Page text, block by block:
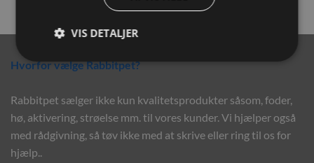
Hvorfor vælge Rabbitpet?
Rabbitpet sælger ikke kun kvalitetsprodukter såsom, foder,
hø, aktivering, strøelse mm. til vores kunder. Vi hjælper også
med rådgivning, så tøv ikke med at skrive eller ring til os for
hjælp..
VIS DETALJER